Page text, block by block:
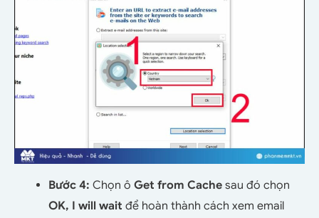
Bước 4: Chọn ô Get from Cache sau đó chọn
OK, I will wait để hoàn thành cách xem email